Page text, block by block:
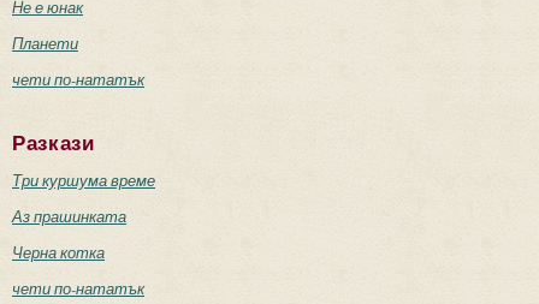
Не е юнак
Планети
чети по-нататък
Разкази
Три куршума време
Аз прашинката
Черна котка
чети по-нататък